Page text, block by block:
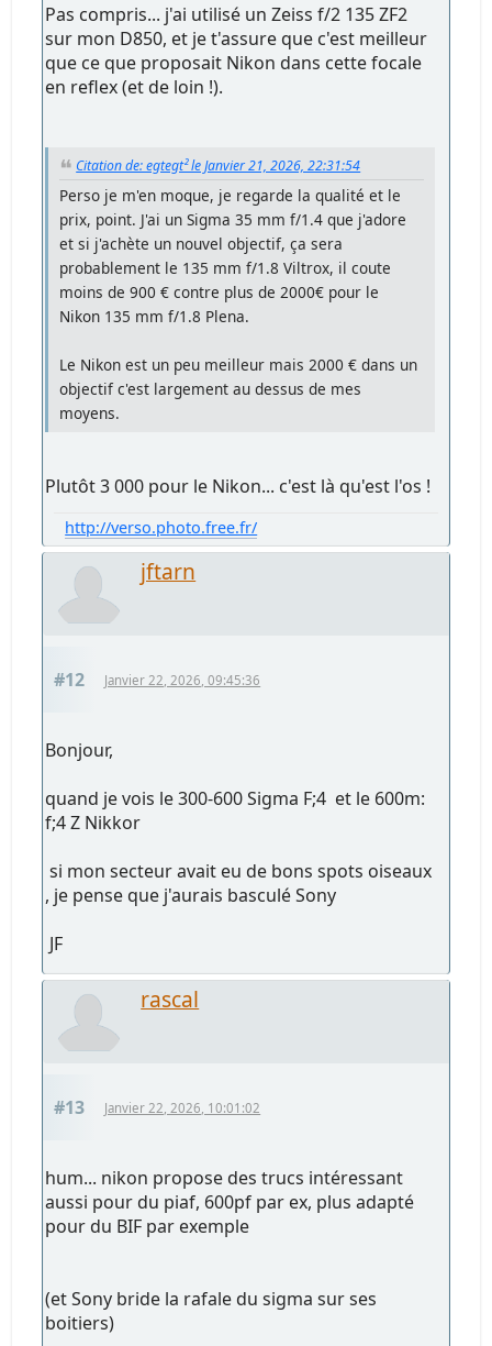
Pas compris... j'ai utilisé un Zeiss f/2 135 ZF2
sur mon D850, et je t'assure que c'est meilleur
que ce que proposait Nikon dans cette focale
en reflex (et de loin !).
Citation de: egtegt² le Janvier 21, 2026, 22:31:54
Perso je m'en moque, je regarde la qualité et le
prix, point. J'ai un Sigma 35 mm f/1.4 que j'adore
et si j'achète un nouvel objectif, ça sera
probablement le 135 mm f/1.8 Viltrox, il coute
moins de 900 € contre plus de 2000€ pour le
Nikon 135 mm f/1.8 Plena.
Le Nikon est un peu meilleur mais 2000 € dans un
objectif c'est largement au dessus de mes
moyens.
Plutôt 3 000 pour le Nikon... c'est là qu'est l'os !
http://verso.photo.free.fr/
jftarn
#12 Janvier 22, 2026, 09:45:36
Bonjour,
quand je vois le 300-600 Sigma F;4 et le 600m:
f;4 Z Nikkor
si mon secteur avait eu de bons spots oiseaux
, je pense que j'aurais basculé Sony
JF
rascal
#13 Janvier 22, 2026, 10:01:02
hum... nikon propose des trucs intéressant
aussi pour du piaf, 600pf par ex, plus adapté
pour du BIF par exemple
(et Sony bride la rafale du sigma sur ses
boitiers)